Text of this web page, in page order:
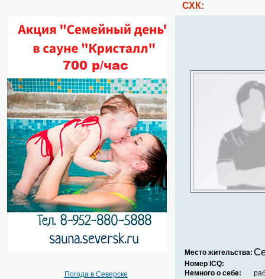
Погода в Северске
СХК:
Место жительства:
Номер ICQ:
Немного о себе: